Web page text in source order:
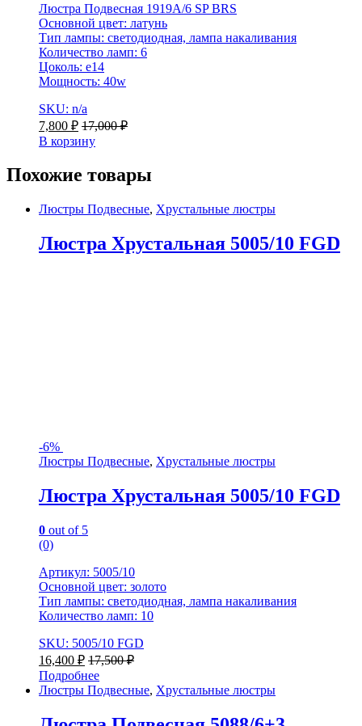
Люстра Подвесная 1919A/6 SP BRS
Основной цвет: латунь
Тип лампы: светодиодная, лампа накаливания
Количество ламп: 6
Цоколь: e14
Мощность: 40w
SKU: n/a
7,800 ₽ 17,000₽
В корзину
Похожие товары
Люстры Подвесные, Хрустальные люстры
Люстра Хрустальная 5005/10 FGD
-6%
Люстры Подвесные, Хрустальные люстры
Люстра Хрустальная 5005/10 FGD
0 out of 5
(0)
Артикул: 5005/10
Основной цвет: золото
Тип лампы: светодиодная, лампа накаливания
Количество ламп: 10
SKU: 5005/10 FGD
16,400 ₽ 17,500₽
Подробнее
Люстры Подвесные, Хрустальные люстры